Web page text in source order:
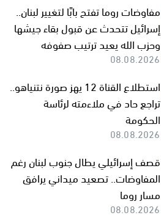
مفاوضات روما تفتح بابًا لتغيير لبنان..
إسرائيل تتحدث عن قبول بقاء جيشها
وحزب الله يعيد ترتيب صفوفه
08.08.2026
استطلاع القناة 12 يهز صورة نتنياهو..
تراجع حاد في ملاءمته لرئاسة
الحكومة
08.08.2026
قصف إسرائيلي يطال جنوب لبنان رغم
المفاوضات.. تصعيد ميداني يرافق
مسار روما
08.08.2026